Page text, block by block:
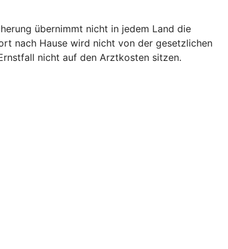
übernimmt nicht in jedem Land die
nach Hause wird nicht von der gesetzlichen
nicht auf den Arztkosten sitzen.